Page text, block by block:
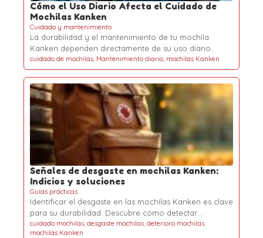
Cómo el Uso Diario Afecta el Cuidado de
Mochilas Kanken
Cuidado y mantenimiento
La durabilidad y el mantenimiento de tu mochila
Kanken dependen directamente de su uso diario.…
cuidado de mochilas, Mantenimiento diario, mochilas Kanken
Señales de desgaste en mochilas Kanken:
Indicios y soluciones
Guías prácticas
Identificar el desgaste en las mochilas Kanken es clave
para su durabilidad. Descubre cómo detectar…
cuidado mochilas, desgaste mochilas, deterioro mochilas,
mochilas Kanken